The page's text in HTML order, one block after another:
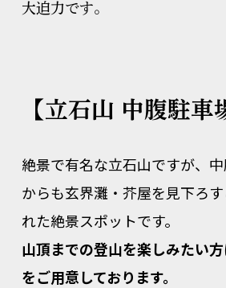
大迫力です。
【立石山 中腹駐車
絶景で有名な立石山ですが、
からも玄界灘・芥屋を見下ろ
れた絶景スポットです。
山頂までの登山を楽しみたい
をご用意しております。